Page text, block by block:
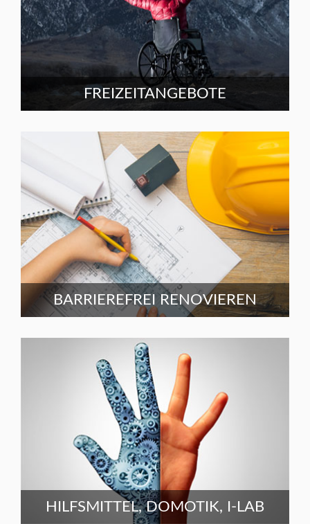
FREIZEITANGEBOTE
BARRIEREFREI RENOVIEREN
HILFSMITTEL, DOMOTIK, I-LAB